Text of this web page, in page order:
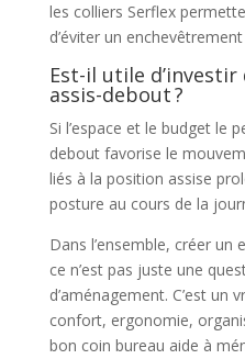
les colliers Serflex
d’éviter un
Est-il utile
assis-debout ?
Si l’espace et le budget le
debout favorise le
liés à la position assise
posture au cours de la
Dans l’ensemble, créer
ce n’est pas juste une
d’aménagement. C’est un
confort, ergonomie,
bon coin bureau aide à